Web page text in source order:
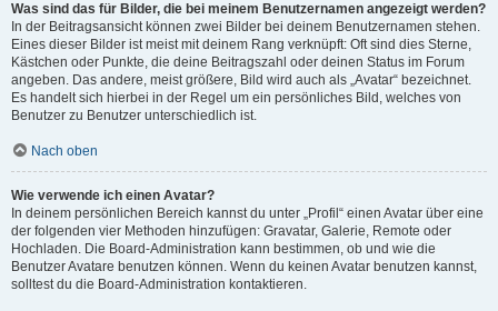
Was sind das für Bilder, die bei meinem Benutzernamen angezeigt werden?
In der Beitragsansicht können zwei Bilder bei deinem Benutzernamen stehen.
Eines dieser Bilder ist meist mit deinem Rang verknüpft: Oft sind dies Sterne,
Kästchen oder Punkte, die deine Beitragszahl oder deinen Status im Forum
angeben. Das andere, meist größere, Bild wird auch als „Avatar“ bezeichnet.
Es handelt sich hierbei in der Regel um ein persönliches Bild, welches von
Benutzer zu Benutzer unterschiedlich ist.
Nach oben
Wie verwende ich einen Avatar?
In deinem persönlichen Bereich kannst du unter „Profil“ einen Avatar über eine
der folgenden vier Methoden hinzufügen: Gravatar, Galerie, Remote oder
Hochladen. Die Board-Administration kann bestimmen, ob und wie die
Benutzer Avatare benutzen können. Wenn du keinen Avatar benutzen kannst,
solltest du die Board-Administration kontaktieren.